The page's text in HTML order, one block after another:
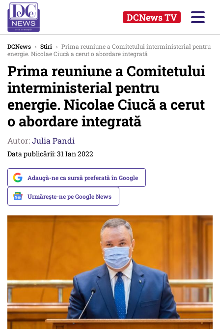
DCNews TV
DCNews › Stiri › Prima reuniune a Comitetului interministerial pentru
energie. Nicolae Ciucă a cerut o abordare integrată
Prima reuniune a Comitetului
interministerial pentru
energie. Nicolae Ciucă a cerut
o abordare integrată
Autor:Julia Pandi
Data publicării: 31 Ian 2022
Adaugă-ne ca sursă preferată în Google
Urmărește-ne pe Google News